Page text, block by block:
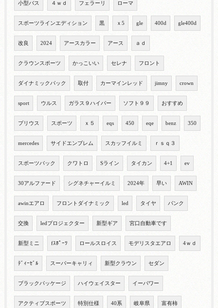
小型バス ４ｗｄ フェラーリ ローマ
スポーツラインエディション 黒 ｘ5 gle 400d gle400d
改良 2024 アースカラー アース ａｄ
クラウンスポーツ かっこいい セレナ フロント
ダイナミックパック 取付 カーマインレッド jimny crown
sport ウルス ガラス９ハイパー ソフト９９ おすすめ
プリウス スポーツ ｘ５ eqs 450 eqe benz 350
mercedes サイドエンブレム スカッフイルミ ｒｓｑ３
スポーツバック クワトロ Sライン タイカン 4+1 ev
30アルファード シグネチャーイルミ 2024年 早い AWIN
awinエアロ フロントダイナミック led タイヤ パンク
交換 ledプロジェクター 新型ギア 宮口自動車です
新型ミニ fｽﾎﾟｰﾂ ロールスロイス モデリスタエアロ 4ｗｄ
ﾃﾞｨｰｾﾞﾙ スーパーキャリィ 新型クラウン セダン
ブラックパッケージ ハイウェイスター イーパワー
アクティブスポーツ 特別仕様 40系 岐阜県 富有柿